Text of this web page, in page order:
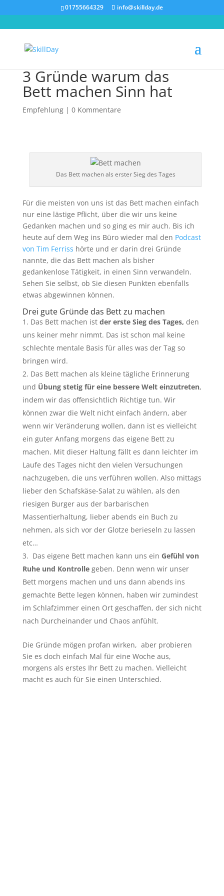
01755664329 info@skillday.de
3 Gründe warum das
Bett machen Sinn hat
Empfehlung| 0 Kommentare
Das Bett machen als erster Sieg des Tages
Für die meisten von uns ist das Bett machen einfach
nur eine lästige Pflicht, über die wir uns keine
Gedanken machen und so ging es mir auch. Bis ich
heute auf dem Weg ins Büro wieder mal den Podcast
von Tim Ferriss hörte und er darin drei Gründe
nannte, die das Bett machen als bisher
gedankenlose Tätigkeit, in einen Sinn verwandeln.
Sehen Sie selbst, ob Sie diesen Punkten ebenfalls
etwas abgewinnen können.
Drei gute Gründe das Bett zu machen
Das Bett machen ist der erste Sieg des Tages, den
uns keiner mehr nimmt. Das ist schon mal keine
schlechte mentale Basis für alles was der Tag so
bringen wird.
Das Bett machen als kleine tägliche Erinnerung
und Übung stetig für eine bessere Welt einzutreten,
indem wir das offensichtlich Richtige tun. Wir
können zwar die Welt nicht einfach ändern, aber
wenn wir Veränderung wollen, dann ist es vielleicht
ein guter Anfang morgens das eigene Bett zu
machen. Mit dieser Haltung fällt es dann leichter im
Laufe des Tages nicht den vielen Versuchungen
nachzugeben, die uns verführen wollen. Also mittags
lieber den Schafskäse-Salat zu wählen, als den
riesigen Burger aus der barbarischen
Massentierhaltung, lieber abends ein Buch zu
nehmen, als sich vor der Glotze berieseln zu lassen
etc…
Das eigene Bett machen kann uns ein Gefühl von
Ruhe und Kontrollegeben. Denn wenn wir unser
Bett morgens machen und uns dann abends ins
gemachte Bette legen können, haben wir zumindest
im Schlafzimmer einen Ort geschaffen, der sich nicht
nach Durcheinander und Chaos anfühlt.
Die Gründe mögen profan wirken, aber probieren
Sie es doch einfach Mal für eine Woche aus,
morgens als erstes Ihr Bett zu machen. Vielleicht
macht es auch für Sie einen Unterschied.